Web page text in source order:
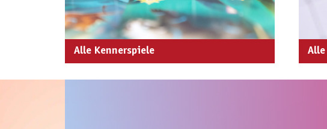
Alle Kennerspiele Alle